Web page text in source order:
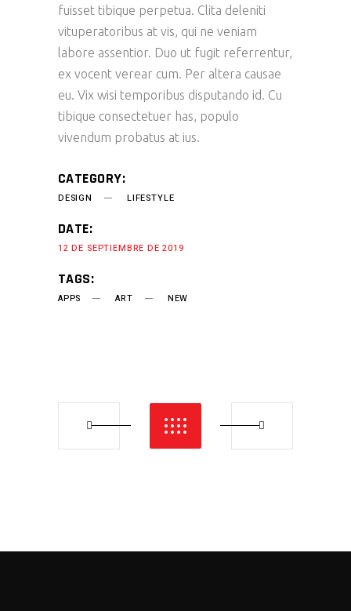
fuisset tibique perpetua. Clita deleniti
vituperatoribus at vis, qui ne veniam
labore assentior. Duo ut fugit referrentur,
ex vocent verear cum. Per altera causae
eu. Vix wisi temporibus disputando id. Cu
tibique consectetuer has, populo
vivendum probatus at ius.
CATEGORY:
DESIGN LIFESTYLE
DATE:
12 DE SEPTIEMBRE DE 2019
TAGS:
APPS ART NEW